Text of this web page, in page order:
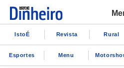
IstoÉ Revista Rural
Esportes Menu